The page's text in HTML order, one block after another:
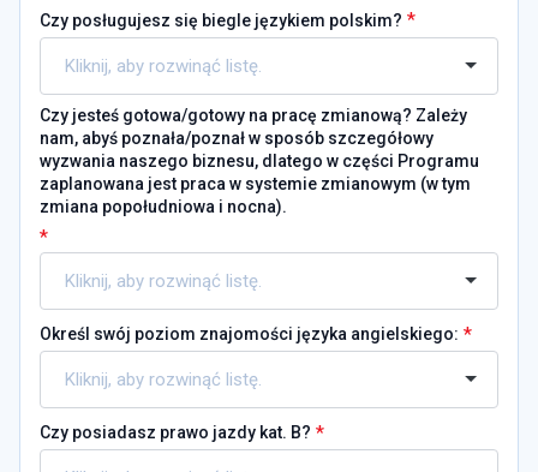
Czy posługujesz się biegle językiem polskim? *
Czy jesteś gotowa/gotowy na pracę zmianową? Zależy
nam, abyś poznała/poznał w sposób szczegółowy
wyzwania naszego biznesu, dlatego w części Programu
zaplanowana jest praca w systemie zmianowym (w tym
zmiana popołudniowa i nocna).
*
Określ swój poziom znajomości języka angielskiego: *
Czy posiadasz prawo jazdy kat. B? *